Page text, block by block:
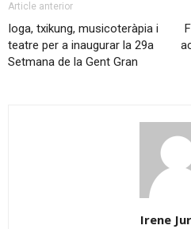
Article anterior
Ioga, txikung, musicoteràpia i
teatre per a inaugurar la 29a
Setmana de la Gent Gran
Irene